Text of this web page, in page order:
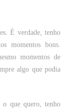
É verdade, tenho
momentos bons.
momentos de
algo que podia
que quero, tenho